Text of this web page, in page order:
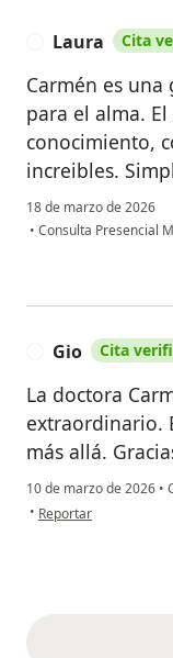
Laura Cita
Carmén es
para el alma.
conocimiento,
increibles.
18 de marzo de 2026
• Consulta Presencial
Gio Cita
La doctora
extraordinario.
más allá.
10 de marzo de 2026 •
• en opinión del usuario
Reportar